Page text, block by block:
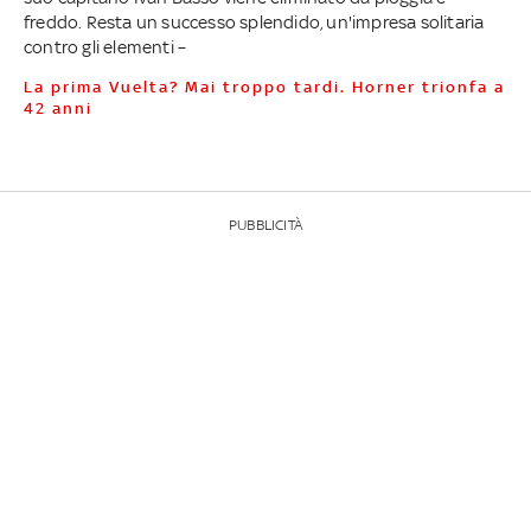
freddo. Resta un successo splendido, un'impresa solitaria
contro gli elementi –
La prima Vuelta? Mai troppo tardi. Horner trionfa a
42 anni
PUBBLICITÀ